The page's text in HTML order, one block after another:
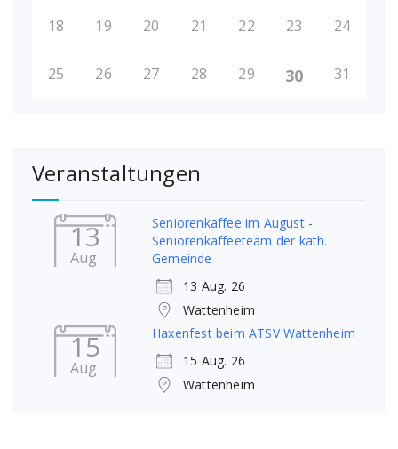
18 19 20 21 22 23 24
25 26 27 28 29 30 31
Veranstaltungen
13
Aug.
Seniorenkaffee im August -
Seniorenkaffeeteam der kath.
Gemeinde
13 Aug. 26
Wattenheim
15
Aug.
Haxenfest beim ATSV Wattenheim
15 Aug. 26
Wattenheim